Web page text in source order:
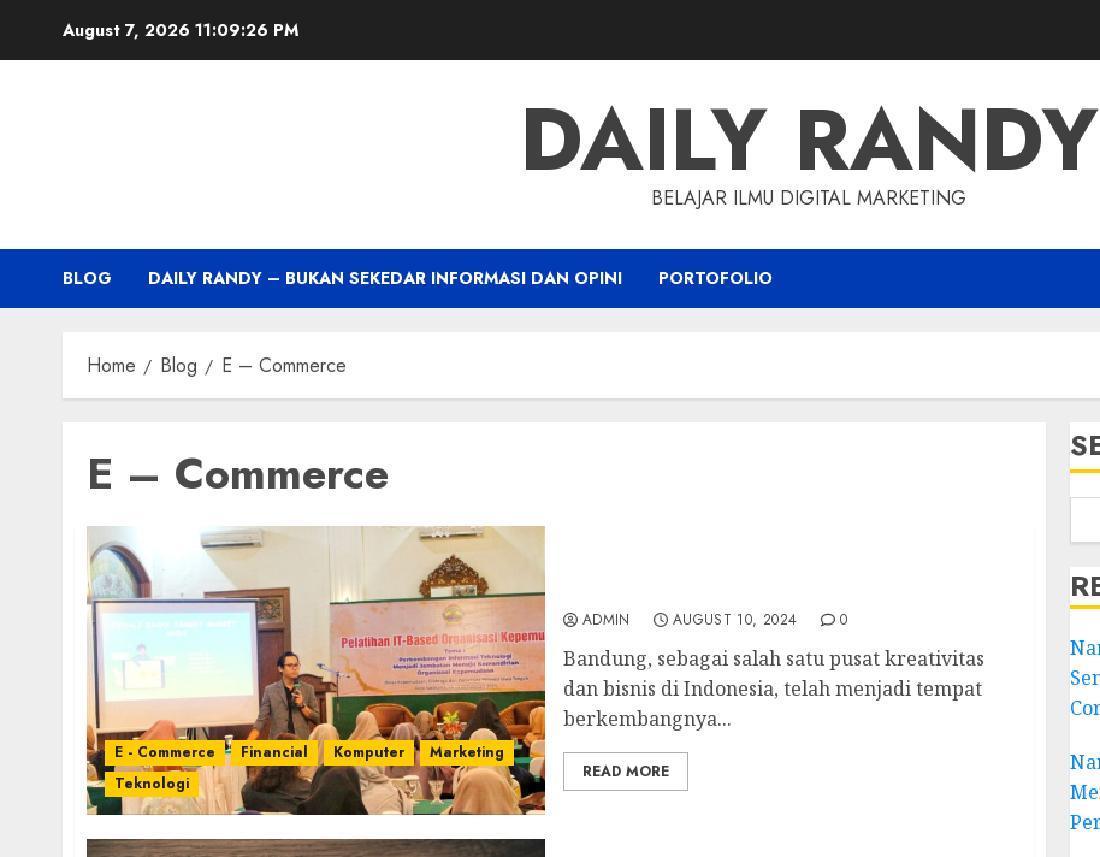
August 7, 2026 11:09:27 PM
DAILY RANDY
BELAJAR ILMU DIGITAL MARKETING
BLOG DAILY RANDY – BUKAN SEKEDAR INFORMASI DAN OPINI PORTOFOLIO
Home Blog E – Commerce
E – Commerce
E - Commerce Financial Komputer
Marketing
Teknologi
ADMIN AUGUST 10, 2024 0
Bandung, sebagai salah satu pusat kreativitas
dan bisnis di Indonesia, telah menjadi tempat
berkembangnya...
READ MORE